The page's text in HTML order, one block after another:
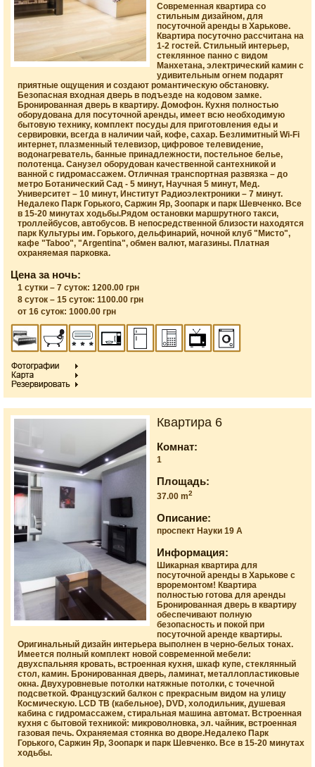
Современная квартира со
стильным дизайном, для
посуточной аренды в Харькове.
Квартира посуточно рассчитана на
1-2 гостей. Стильный интерьер,
стеклянное панно с видом
Манхетана, электрический камин с
удивительным огнем подарят
приятные ощущения и создают романтическую обстановку.
Безопасная входная дверь в подъезде на кодовом замке.
Бронированная дверь в квартиру. Домофон. Кухня полностью
оборудована для посуточной аренды, имеет всю необходимую
бытовую технику, комплект посуды для приготовления еды и
сервировки, всегда в наличии чай, кофе, сахар. Безлимитный Wi-Fi
интернет, плазменный телевизор, цифровое телевидение,
водонагреватель, банные принадлежности, постельное белье,
полотенца. Санузел оборудован качественной сантехникой и
ванной с гидромассажем. Отличная транспортная развязка – до
метро Ботанический Сад - 5 минут, Научная 5 минут, Мед.
Университет – 10 минут, Институт Радиоэлектроники – 7 минут.
Недалеко Парк Горького, Саржин Яр, Зоопарк и парк Шевченко. Все
в 15-20 минутах ходьбы.Рядом остановки маршрутного такси,
троллейбусов, автобусов. В непосредственной близости находятся
парк Культуры им. Горького, дельфинарий, ночной клуб "Мисто",
кафе "Taboo", "Argentina", обмен валют, магазины. Платная
охраняемая парковка.
Цена за ночь:
1 сутки – 7 суток: 1200.00 грн
8 суток – 15 суток: 1100.00 грн
от 16 суток: 1000.00 грн
Квартира 6
Комнат:
1
Площадь:
37.00 m2
Описание:
проспект Науки 19 А
Информация:
Шикарная квартира для
посуточной аренды в Харькове с
вроремонтом! Квартира
полностью готова для аренды
Бронированная дверь в квартиру
обеспечивают полную
безопасность и покой при
посуточной аренде квартиры.
Оригинальный дизайн интерьера выполнен в черно-белых тонах.
Имеется полный комплект новой современной мебели:
двухспальняя кровать, встроенная кухня, шкаф купе, стеклянный
стол, камин. Бронированная дверь, ламинат, металлопластиковые
окна. Двухуровневые потолки натяжные потолки, с точечной
подсветкой. Французский балкон с прекрасным видом на улицу
Космическую. LCD ТВ (кабельное), DVD, холодильник, душевая
кабина с гидромассажем, стиральная машина автомат. Встроенная
кухня с бытовой техникой: микроволновка, эл. чайник, встроенная
газовая печь. Охраняемая стоянка во дворе.Недалеко Парк
Горького, Саржин Яр, Зоопарк и парк Шевченко. Все в 15-20 минутах
ходьбы.